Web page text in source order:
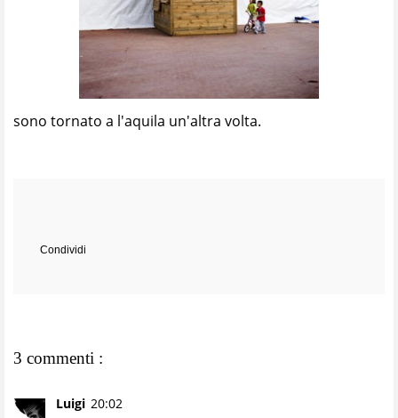
sono tornato a l'aquila un'altra volta.
Condividi
3 commenti :
Luigi 20:02